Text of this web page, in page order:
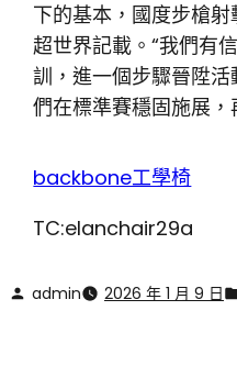
下的基本，國度步槍
超世界記載。“我們有
訓，進一個步驟晉陞
們在標準賽穩固施展，
backbone工學椅
TC:elanchair29a
admin 2026 年 1 月 9 日